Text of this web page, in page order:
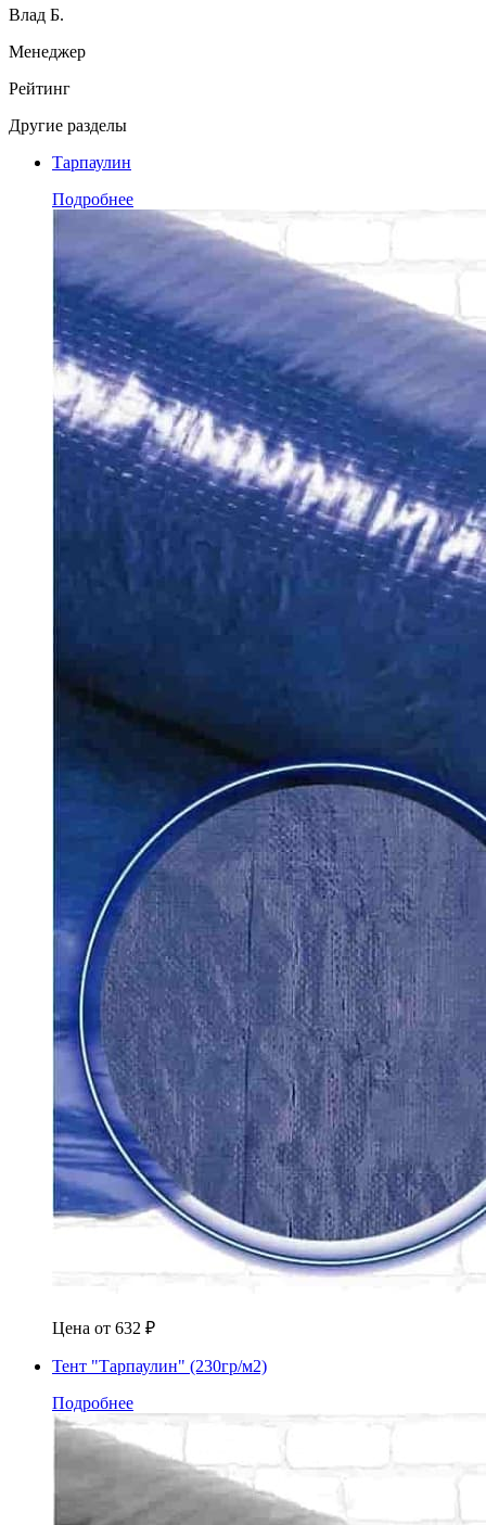
Влад Б.
Менеджер
Рейтинг
Другие разделы
Тарпаулин
Подробнее
Цена от 632 ₽
Тент "Тарпаулин" (230гр/м2)
Подробнее